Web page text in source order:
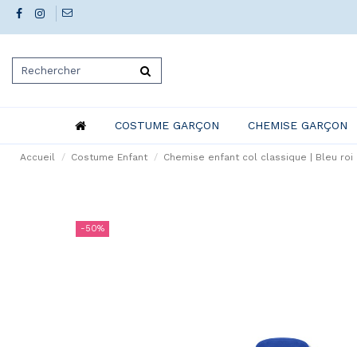
COSTUME GARÇON CHEMISE GARÇON
Accueil Costume Enfant Chemise enfant col classique | Bleu roi
-50%